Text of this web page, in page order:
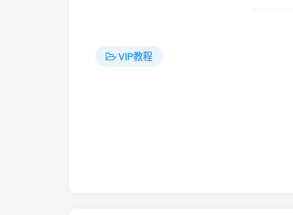
VIP教程